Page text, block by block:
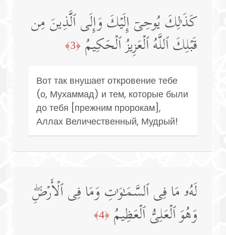
كَذَ ٰ⁠لِكَ یُوحِیۤ إِلَیۡكَ وَإِلَى ٱلَّذِینَ مِن
قَبۡلِكَ ٱللَّهُ ٱلۡعَزِیزُ ٱلۡحَكِیمُ ﴿3﴾
Вот так внушает откровение тебе
(о, Мухаммад) и тем, которые были
до тебя [прежним пророкам],
Аллах Величественный, Мудрый!
لَهُۥ مَا فِی ٱلسَّمَـٰوَ ٰ⁠تِ وَمَا فِی ٱلۡأَرۡضِۖ
وَهُوَ ٱلۡعَلِیُّ ٱلۡعَظِیمُ ﴿4﴾